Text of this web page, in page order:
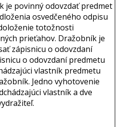
je povinný odovzdať predmet
osvedčeného odpisu
totožnosti
prieťahov. Dražobník je
zápisnicu o odovzdaní
o odovzdaní predmetu
vlastník predmetu
Jedno vyhotovenie
vlastník a dve